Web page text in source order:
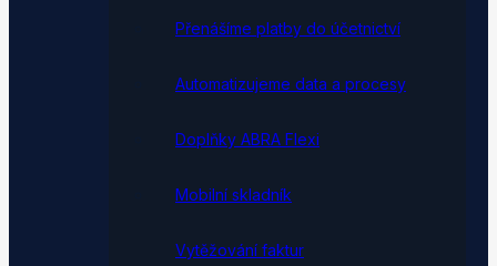
Přenášíme platby do účetnictví
Automatizujeme data a procesy
Doplňky ABRA Flexi
Mobilní skladník
Vytěžování faktur